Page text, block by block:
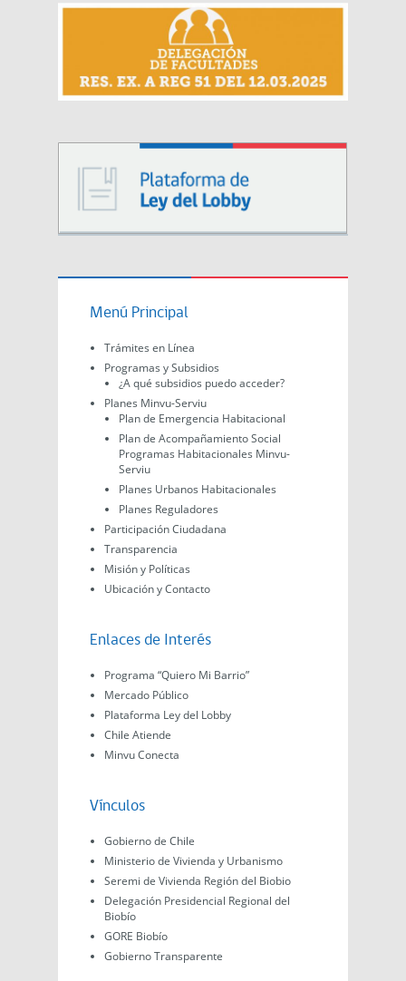
Menú Principal
Trámites en Línea
Programas y Subsidios
¿A qué subsidios puedo acceder?
Planes Minvu-Serviu
Plan de Emergencia Habitacional
Plan de Acompañamiento Social
Programas Habitacionales Minvu-
Serviu
Planes Urbanos Habitacionales
Planes Reguladores
Participación Ciudadana
Transparencia
Misión y Políticas
Ubicación y Contacto
Enlaces de Interés
Programa “Quiero Mi Barrio”
Mercado Público
Plataforma Ley del Lobby
Chile Atiende
Minvu Conecta
Vínculos
Gobierno de Chile
Ministerio de Vivienda y Urbanismo
Seremi de Vivienda Región del Biobio
Delegación Presidencial Regional del
Biobío
GORE Biobío
Gobierno Transparente